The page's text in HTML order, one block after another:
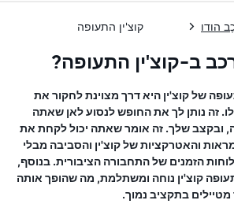
הודו קוצ'ין התעופה
ב-קוצ'ין התעופה?
של קוצ'ין היא דרך מצוינת לחקור את
זה נותן לך את החופש לנסוע לאן שאתה
ובקצב שלך. זה אומר שאתה יכול לקחת את
והאטרקציות של קוצ'ין והסביבה מבלי
הזמנים של התחבורה הציבורית. בנוסף,
קוצ'ין נוחה ומשתלמת, מה שהופך אותה
בתקציב נמוך.